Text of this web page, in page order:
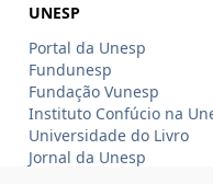
UNESP
Portal da Unesp
Fundunesp
Fundação Vunesp
Instituto Confúcio na
Universidade do Livro
Jornal da Unesp